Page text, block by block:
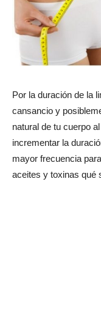
Por la duración de la
cansancio y
natural de tu cuerpo
incrementar la
mayor frecuencia
aceites y toxinas qué